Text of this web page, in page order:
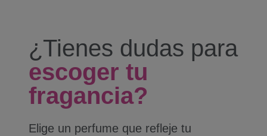
¿Tienes dudas para
escoger tu
fragancia?
Elige un perfume que refleje tu